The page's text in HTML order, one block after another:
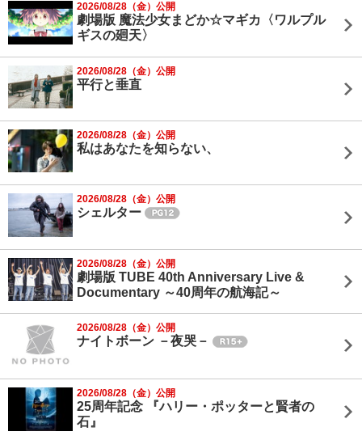
2026/08/28（金）公開
劇場版 魔法少女まどか☆マギカ〈ワルプル
ギスの廻天〉
2026/08/28（金）公開
平行と垂直
2026/08/28（金）公開
私はあなたを知らない、
2026/08/28（金）公開
シェルター
2026/08/28（金）公開
劇場版 TUBE 40th Anniversary Live &
Documentary ～40周年の航海記～
2026/08/28（金）公開
ナイトボーン －夜哭－
2026/08/28（金）公開
25周年記念 『ハリー・ポッターと賢者の
石』